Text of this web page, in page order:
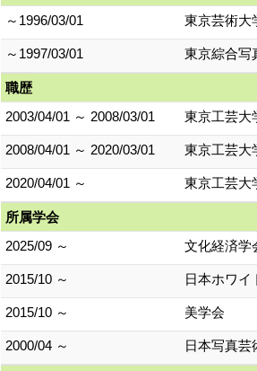
～1996/03/01
東京芸術大
～1997/03/01 東京綜合
職歴
2003/04/01 ～ 2008/03/01
東京工芸大
2008/04/01 ～ 2020/03/01 東京工芸大
2020/04/01 ～ 東京工芸大
所属学会
2025/09 ～
文化経済学
2015/10 ～ 日本ホワイ
2015/10 ～ 美学会
2000/04 ～ 日本写真芸